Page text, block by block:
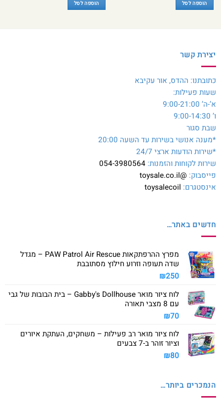
הוספה לסל ₪120.
₪80.הוספה לסל
יצירת קשר
כתובתנו: ההדס, אור עקיבא
שעות פעילות:
א’-ה’ 9:00-21:00
ו’ 9:00-14:30
שבת סגור
*מענה אנושי בשירות עד השעה 20:00
*שירות הודעות ארצי 24/7
שירות לקוחות והזמנות: 054-3980564
פייסבוק: @toysale.co.il
אינסטגרם: toysalecoil
חדשים באתר…
מפרץ ההרפתקאות PAW Patrol Air Rescue – מגדל
שדה תעופה וזרוע חילוץ מסתובבת
₪250
לוח ציור מואר Gabby's Dollhouse – בית הבובות של גבי
עם 8 מצבי תאורה
₪70
לוח ציור מואר רב פעילות – משחקים, העתקת איורים
וציור זוהר ב-7 צבעים
₪80
הנמכרים ביותר…